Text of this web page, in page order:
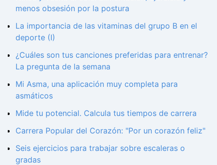
menos obsesión por la postura
La importancia de las vitaminas del grupo B en el
deporte (I)
¿Cuáles son tus canciones preferidas para entrenar?
La pregunta de la semana
Mi Asma, una aplicación muy completa para
asmáticos
Mide tu potencial. Calcula tus tiempos de carrera
Carrera Popular del Corazón: "Por un corazón feliz"
Seis ejercicios para trabajar sobre escaleras o
gradas